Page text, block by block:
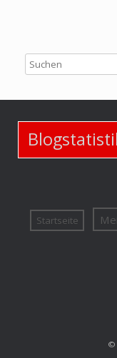
Startseite
©